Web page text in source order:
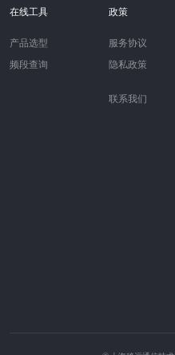
在线工具
产品选型
频段查询
政策
服务协议
隐私政策
联系我们